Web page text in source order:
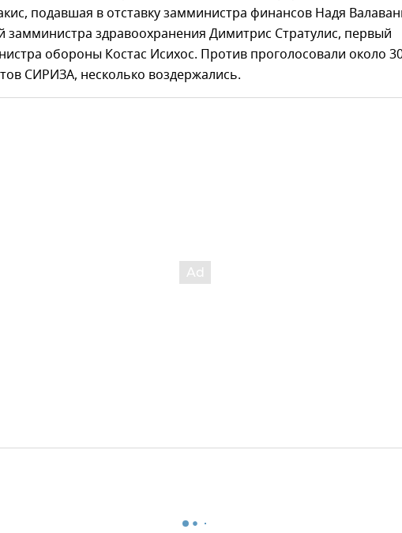
подавшая в отставку замминистра финансов Надя
замминистра здравоохранения Димитрис Стратулис, первый
обороны Костас Исихос. Против проголосовали около
СИРИЗА, несколько воздержались.